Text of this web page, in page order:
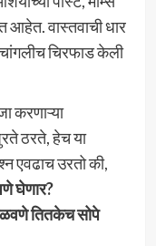
आहेत. वास्तवाची धार
चांगलीच चिरफाड केली
करणाऱ्या
ठरते, हेच या
एवढाच उरतो की,
घेणार?
तितकेच सोपे